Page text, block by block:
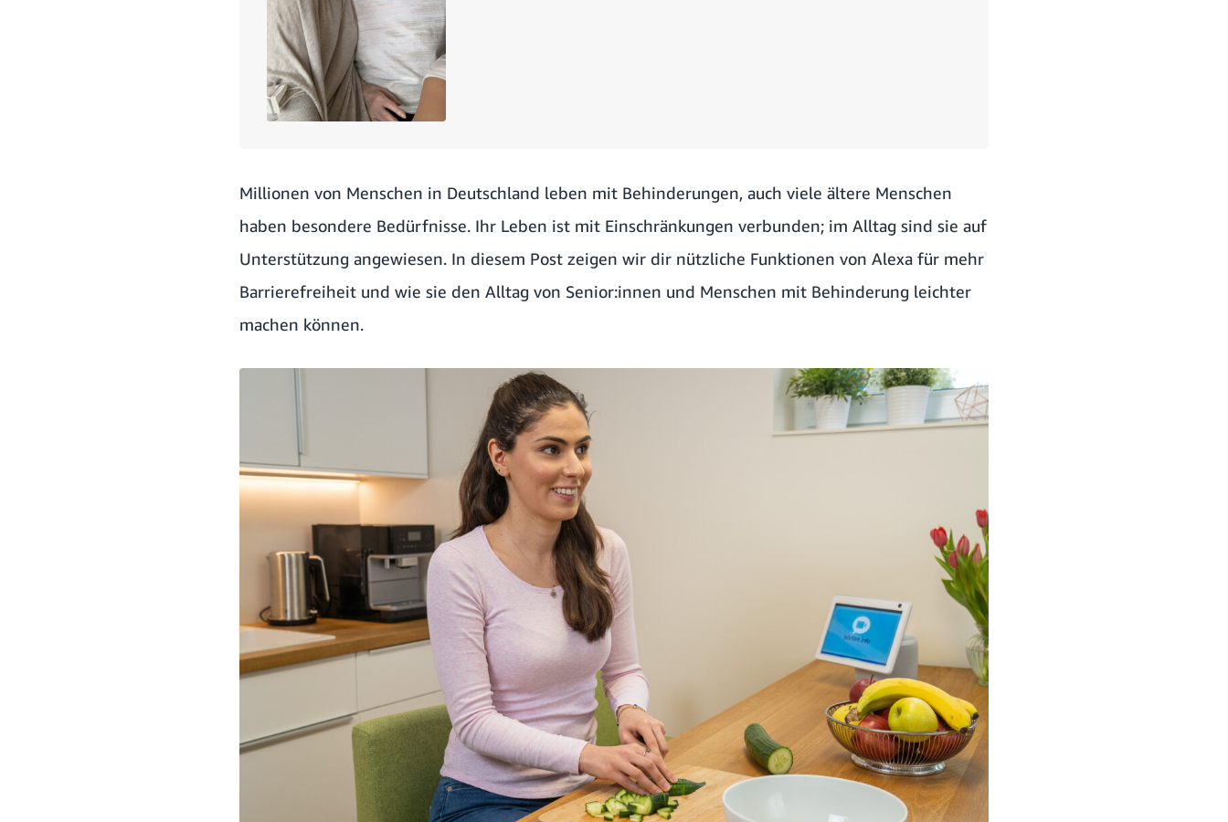
Millionen von Menschen in Deutschland leben mit Behinderungen, auch viele ältere Menschen
haben besondere Bedürfnisse. Ihr Leben ist mit Einschränkungen verbunden; im Alltag sind sie auf
Unterstützung angewiesen. In diesem Post zeigen wir dir nützliche Funktionen von Alexa für mehr
Barrierefreiheit und wie sie den Alltag von Senior:innen und Menschen mit Behinderung leichter
machen können.